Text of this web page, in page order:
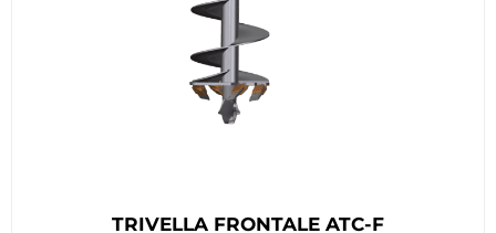
TRIVELLA FRONTALE ATC-F